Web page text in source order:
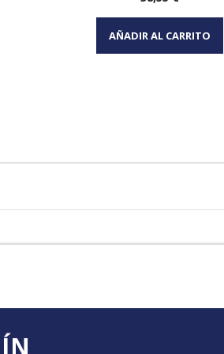
Vista rápida
AÑADIR AL CARRITO